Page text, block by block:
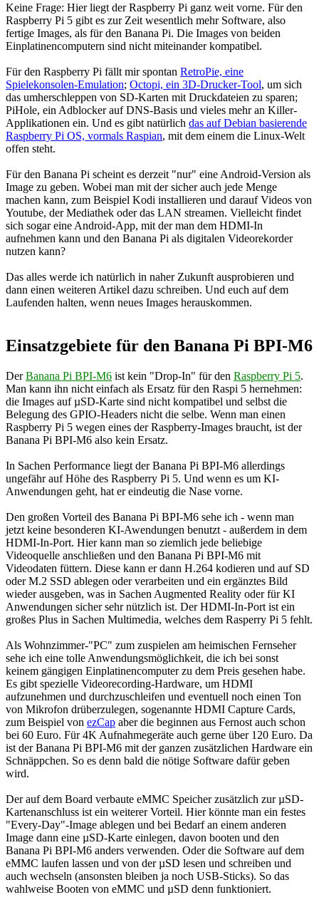
Keine Frage: Hier liegt der Raspberry Pi ganz weit vorne. Für den
Raspberry Pi 5 gibt es zur Zeit wesentlich mehr Software, also
fertige Images, als für den Banana Pi. Die Images von beiden
Einplatinencomputern sind nicht miteinander kompatibel.
Für den Raspberry Pi fällt mir spontan RetroPie, eine
Spielekonsolen-Emulation; Octopi, ein 3D-Drucker-Tool, um sich
das umherschleppen von SD-Karten mit Druckdateien zu sparen;
PiHole, ein Adblocker auf DNS-Basis und vieles mehr an Killer-
Applikationen ein. Und es gibt natürlich das auf Debian basierende
Raspberry Pi OS, vormals Raspian, mit dem einem die Linux-Welt
offen steht.
Für den Banana Pi scheint es derzeit "nur" eine Android-Version als
Image zu geben. Wobei man mit der sicher auch jede Menge
machen kann, zum Beispiel Kodi installieren und darauf Videos von
Youtube, der Mediathek oder das LAN streamen. Vielleicht findet
sich sogar eine Android-App, mit der man dem HDMI-In
aufnehmen kann und den Banana Pi als digitalen Videorekorder
nutzen kann?
Das alles werde ich natürlich in naher Zukunft ausprobieren und
dann einen weiteren Artikel dazu schreiben. Und euch auf dem
Laufenden halten, wenn neues Images herauskommen.
Einsatzgebiete für den Banana Pi BPI-M6
DerBanana Pi BPI-M6 ist kein "Drop-In" für den Raspberry Pi 5.
Man kann ihn nicht einfach als Ersatz für den Raspi 5 hernehmen:
die Images auf µSD-Karte sind nicht kompatibel und selbst die
Belegung des GPIO-Headers nicht die selbe. Wenn man einen
Raspberry Pi 5 wegen eines der Raspberry-Images braucht, ist der
Banana Pi BPI-M6 also kein Ersatz.
In Sachen Performance liegt der Banana Pi BPI-M6 allerdings
ungefähr auf Höhe des Raspberry Pi 5. Und wenn es um KI-
Anwendungen geht, hat er eindeutig die Nase vorne.
Den großen Vorteil des Banana Pi BPI-M6 sehe ich - wenn man
jetzt keine besonderen KI-Awendungen benutzt - außerdem in dem
HDMI-In-Port. Hier kann man so ziemlich jede beliebige
Videoquelle anschließen und den Banana Pi BPI-M6 mit
Videodaten füttern. Diese kann er dann H.264 kodieren und auf SD
oder M.2 SSD ablegen oder verarbeiten und ein ergänztes Bild
wieder ausgeben, was in Sachen Augmented Reality oder für KI
Anwendungen sicher sehr nützlich ist. Der HDMI-In-Port ist ein
großes Plus in Sachen Multimedia, welches dem Rasperry Pi 5 fehlt.
Als Wohnzimmer-"PC" zum zuspielen am heimischen Fernseher
sehe ich eine tolle Anwendungsmöglichkeit, die ich bei sonst
keinem gängigen Einplatinencomputer zu dem Preis gesehen habe.
Es gibt spezielle Videorecording-Hardware, um HDMI
aufzunehmen und durchzuschleifen und eventuell noch einen Ton
von Mikrofon drüberzulegen, sogenannte HDMI Capture Cards,
zum Beispiel von ezCap aber die beginnen aus Fernost auch schon
bei 60 Euro. Für 4K Aufnahmegeräte auch gerne über 120 Euro. Da
ist der Banana Pi BPI-M6 mit der ganzen zusätzlichen Hardware ein
Schnäppchen. So es denn bald die nötige Software dafür geben
wird.
Der auf dem Board verbaute eMMC Speicher zusätzlich zur µSD-
Kartenanschluss ist ein weiterer Vorteil. Hier könnte man ein festes
"Every-Day"-Image ablegen und bei Bedarf an einem anderen
Image dann eine µSD-Karte einlegen, davon booten und den
Banana Pi BPI-M6 anders verwenden. Oder die Software auf dem
eMMC laufen lassen und von der µSD lesen und schreiben und
auch wechseln (ansonsten bleiben ja noch USB-Sticks). So das
wahlweise Booten von eMMC und µSD denn funktioniert.